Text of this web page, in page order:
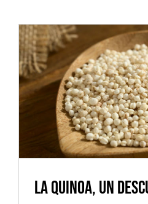
La quinoa, un
Vilassar
La quinoa, un